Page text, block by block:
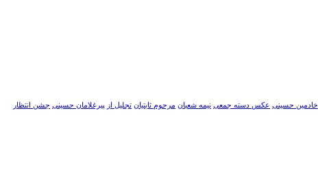
خادمین حسینی عکس دسته جمعی نیمه شعبان مرحوم ثابتیان تجلیل از پیرغلامان حسینی جشن انتظار